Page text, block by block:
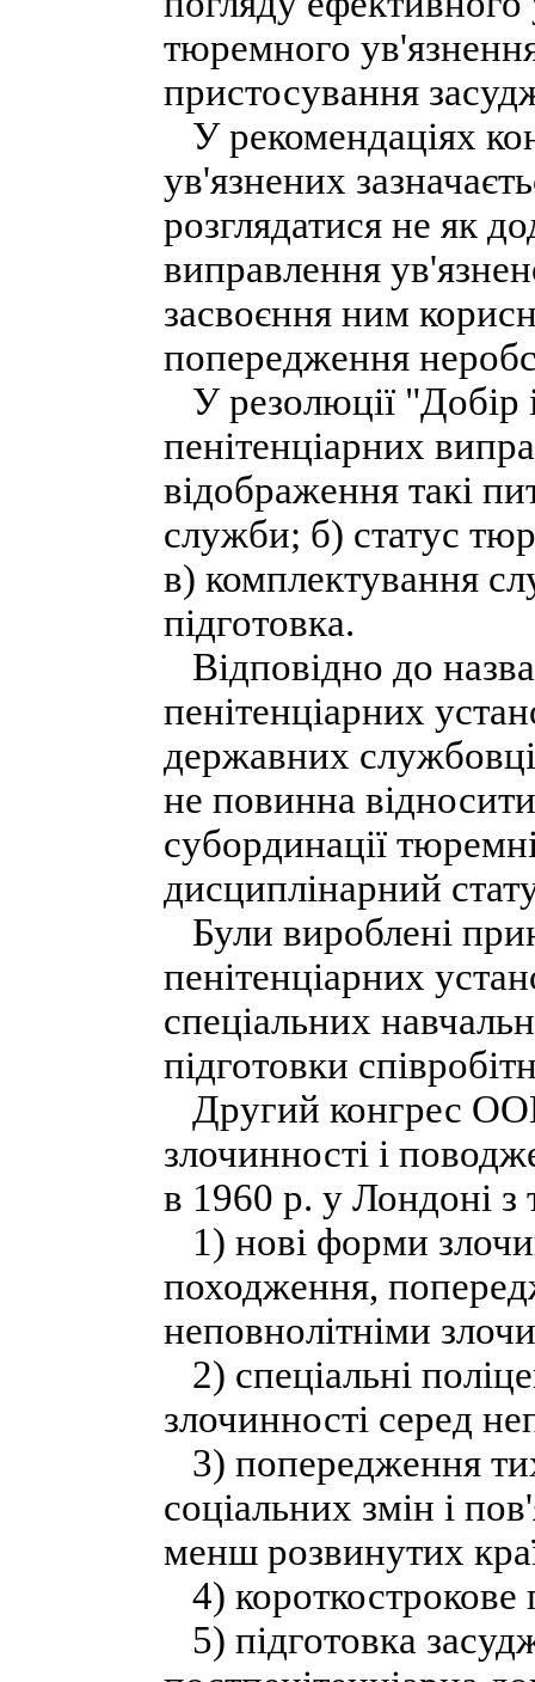
тюремного
пристосування
У рекомендаціях
ув'язнених
розглядатися не як
виправлення
засвоєння ним
попередження
У резолюції "Добір
пенітенціарних
відображення такі
служби; б) статус
в) комплектування
підготовка.
Відповідно до
пенітенціарних
державних
не повинна
субординації
дисциплінарний
Були вироблені
пенітенціарних
спеціальних
підготовки
Другий конгрес
злочинності і
в 1960 р. у Лондоні
1) нові форми
походження,
неповнолітніми
2) спеціальні
злочинності серед
3) попередження
соціальних змін і
менш розвинутих
4) короткострокове
5) підготовка